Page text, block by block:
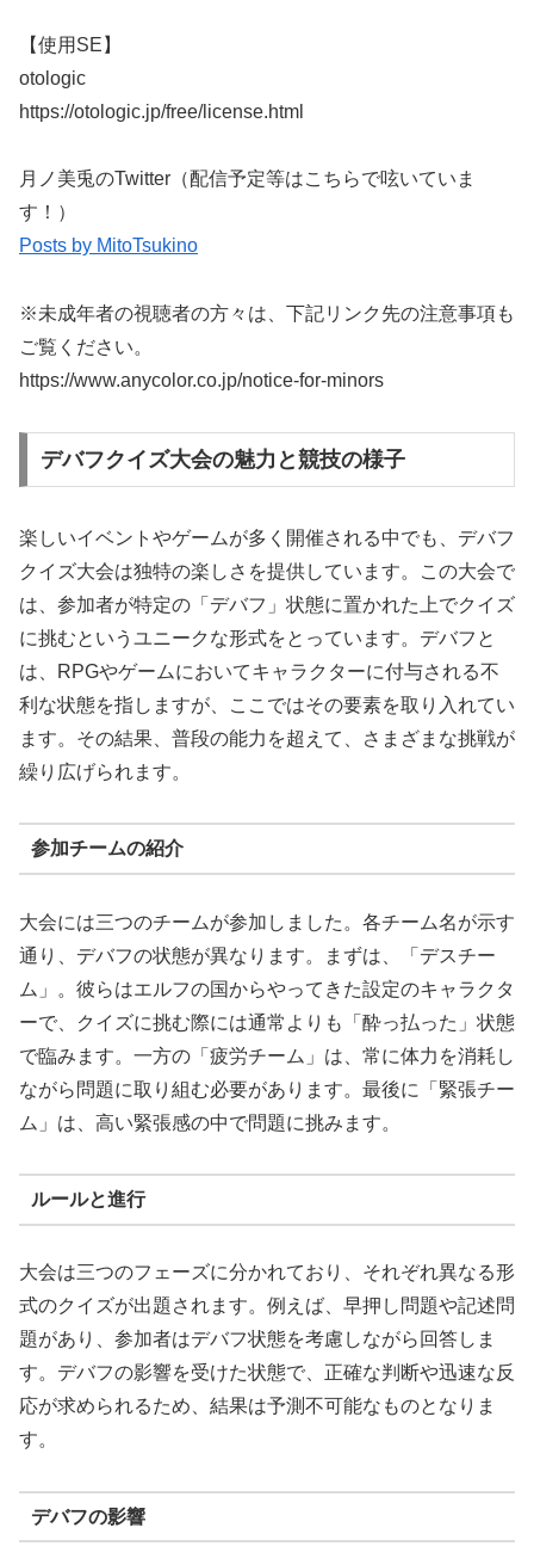
【使用SE】
otologic
https://otologic.jp/free/license.html
月ノ美兎のTwitter（配信予定等はこちらで呟いていま
す！）
Posts by MitoTsukino
※未成年者の視聴者の方々は、下記リンク先の注意事項も
ご覧ください。
https://www.anycolor.co.jp/notice-for-minors
デバフクイズ大会の魅力と競技の様子
楽しいイベントやゲームが多く開催される中でも、デバフ
クイズ大会は独特の楽しさを提供しています。この大会で
は、参加者が特定の「デバフ」状態に置かれた上でクイズ
に挑むというユニークな形式をとっています。デバフと
は、RPGやゲームにおいてキャラクターに付与される不
利な状態を指しますが、ここではその要素を取り入れてい
ます。その結果、普段の能力を超えて、さまざまな挑戦が
繰り広げられます。
参加チームの紹介
大会には三つのチームが参加しました。各チーム名が示す
通り、デバフの状態が異なります。まずは、「デスチー
ム」。彼らはエルフの国からやってきた設定のキャラクタ
ーで、クイズに挑む際には通常よりも「酔っ払った」状態
で臨みます。一方の「疲労チーム」は、常に体力を消耗し
ながら問題に取り組む必要があります。最後に「緊張チー
ム」は、高い緊張感の中で問題に挑みます。
ルールと進行
大会は三つのフェーズに分かれており、それぞれ異なる形
式のクイズが出題されます。例えば、早押し問題や記述問
題があり、参加者はデバフ状態を考慮しながら回答しま
す。デバフの影響を受けた状態で、正確な判断や迅速な反
応が求められるため、結果は予測不可能なものとなりま
す。
デバフの影響